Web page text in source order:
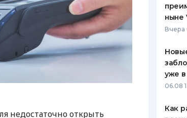
недостаточно открыть
ныне
Вчера
уже в
06.08
Как